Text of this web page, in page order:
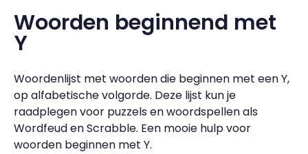
Woorden beginnend met
Y
Woordenlijst met woorden die beginnen met een Y,
op alfabetische volgorde. Deze lijst kun je
raadplegen voor puzzels en woordspellen als
Wordfeud en Scrabble. Een mooie hulp voor
woorden beginnen met Y.